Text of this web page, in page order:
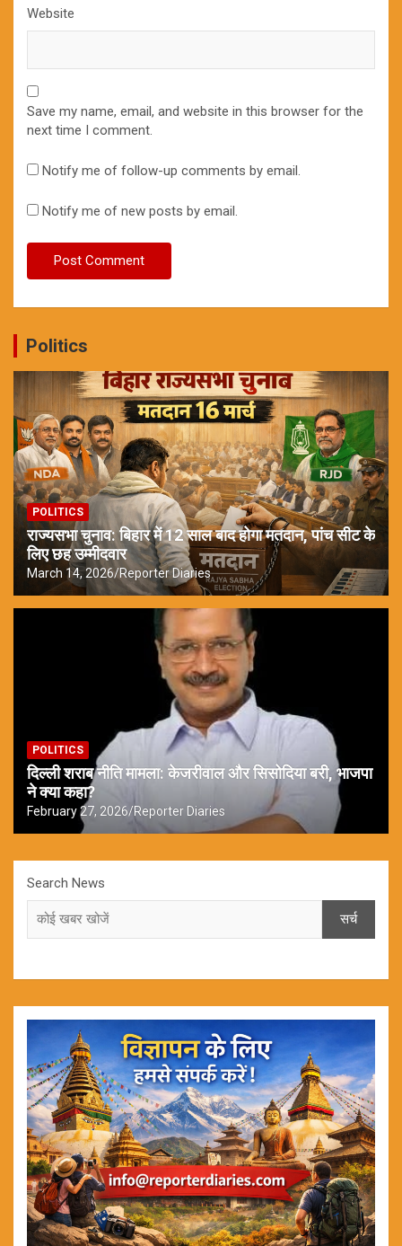
Website
Save my name, email, and website in this browser for the
next time I comment.
Notify me of follow-up comments by email.
Notify me of new posts by email.
Politics
POLITICS
राज्यसभा चुनाव: बिहार में 12 साल बाद होगा मतदान, पांच सीट के
लिए छह उम्मीदवार
March 14, 2026 Reporter Diaries
POLITICS
दिल्ली शराब नीति मामला: केजरीवाल और सिसोदिया बरी, भाजपा
ने क्या कहा?
February 27, 2026 Reporter Diaries
Search News
सर्च